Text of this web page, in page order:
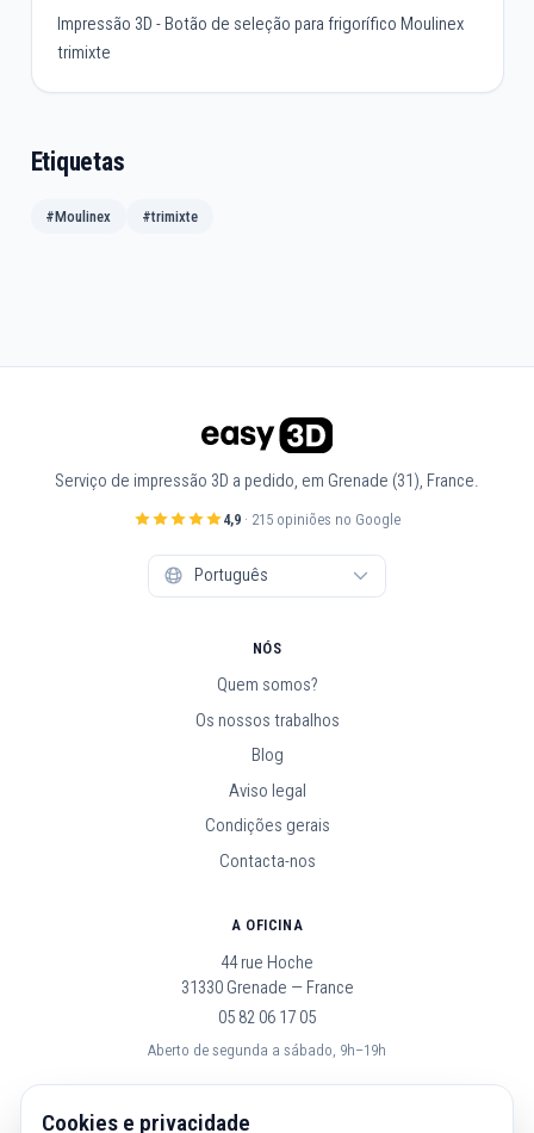
Impressão 3D - Botão de seleção para frigorífico Moulinex
trimixte
Etiquetas
#Moulinex #trimixte
Serviço de impressão 3D a pedido, em Grenade (31), France.
4,9· 215 opiniões no Google
NÓS
Quem somos?
Os nossos trabalhos
Blog
Aviso legal
Condições gerais
Contacta-nos
A OFICINA
44 rue Hoche
31330 Grenade — France
05 82 06 17 05
Aberto de segunda a sábado, 9h–19h
SEGUE-NOS
Cookies e privacidade